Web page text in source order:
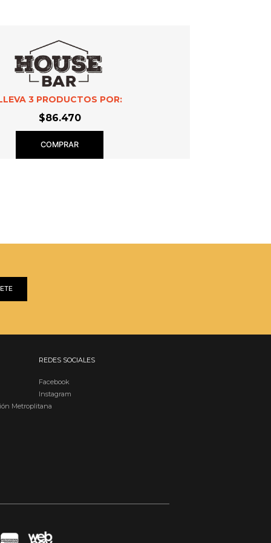
3 PRODUCTOS POR:
$86.470
COMPRAR
Metroplitana
REDES SOCIALES
Facebook
Instagram